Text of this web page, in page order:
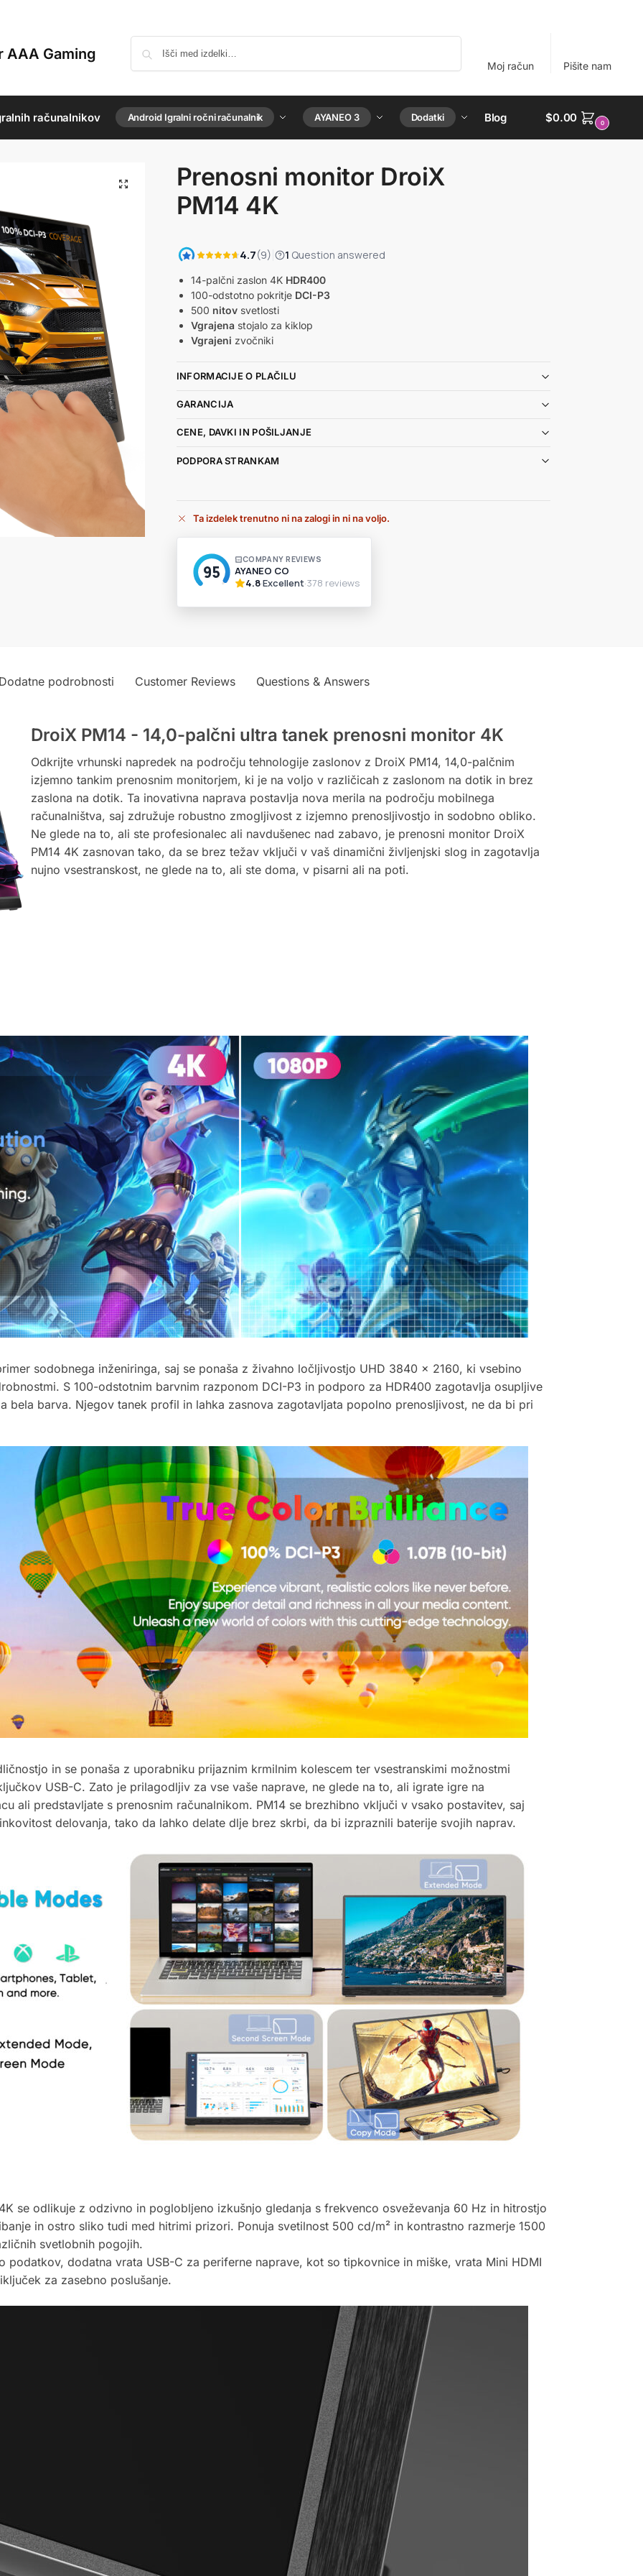
AAA Gaming
Moj račun Pišite nam
računalnikov Android Igralni ročni računalnik AYANEO 3 Dodatki Blog $0.00 0
Prenosni monitor DroiX
PM14 4K
14-palčni zaslon 4KHDR400
100-odstotno pokritjeDCI-P3
500 nitovsvetlosti
Vgrajena stojalo za kiklop
Vgrajeni zvočniki
INFORMACIJE O PLAČILU
GARANCIJA
CENE, DAVKI IN POŠILJANJE
PODPORA STRANKAM
Ta izdelek trenutno ni na zalogi in ni na voljo.
v
podrobnosti Customer Reviews Questions & Answers
DroiX PM14 - 14,0-palčni ultra tanek prenosni monitor 4K
Odkrijte vrhunski napredek na področju tehnologije zaslonov z DroiX PM14, 14,0-palčnim
izjemno tankim prenosnim monitorjem, ki je na voljo v različicah z zaslonom na dotik in brez
zaslona na dotik. Ta inovativna naprava postavlja nova merila na področju mobilnega
računalništva, saj združuje robustno zmogljivost z izjemno prenosljivostjo in sodobno obliko.
Ne glede na to, ali ste profesionalec ali navdušenec nad zabavo, je prenosni monitor DroiX
PM14 4K zasnovan tako, da se brez težav vključi v vaš dinamični življenjski slog in zagotavlja
nujno vsestranskost, ne glede na to, ali ste doma, v pisarni ali na poti.
sodobnega inženiringa, saj se ponaša z živahno ločljivostjo UHD 3840 × 2160, ki vsebino
S 100-odstotnim barvnim razponom DCI-P3 in podporo za HDR400 zagotavlja osupljive
bela barva. Njegov tanek profil in lahka zasnova zagotavljata popolno prenosljivost, ne da bi pri
in se ponaša z uporabniku prijaznim krmilnim kolescem ter vsestranskimi možnostmi
USB-C. Zato je prilagodljiv za vse vaše naprave, ne glede na to, ali igrate igre na
ali predstavljate s prenosnim računalnikom. PM14 se brezhibno vključi v vsako postavitev, saj
delovanja, tako da lahko delate dlje brez skrbi, da bi izpraznili baterije svojih naprav.
se odlikuje z odzivno in poglobljeno izkušnjo gledanja s frekvenco osveževanja 60 Hz in hitrostjo
in ostro sliko tudi med hitrimi prizori. Ponuja svetilnost 500 cd/m² in kontrastno razmerje 1500
svetlobnih pogojih.
podatkov, dodatna vrata USB-C za periferne naprave, kot so tipkovnice in miške, vrata Mini HDMI
za zasebno poslušanje.